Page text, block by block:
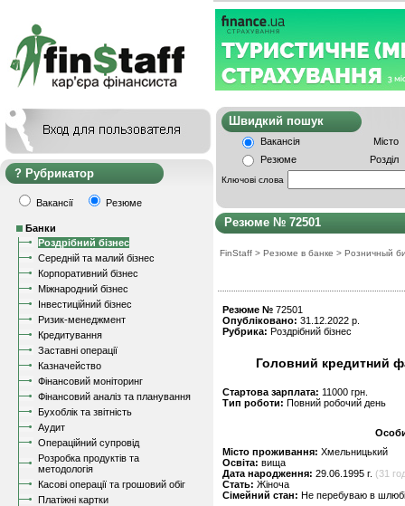
Рубрикатор
Вакансії Резюме
Банки
Роздрібний бізнес
Середній та малий бізнес
Корпоративний бізнес
Міжнародний бізнес
Інвестиційний бізнес
Ризик-менеджмент
Кредитування
Заставні операції
Казначейство
Фінансовий моніторинг
Фінансовий аналіз та планування
Бухоблік та звітність
Аудит
Операційний супровід
Розробка продуктів та
методологія
Касові операції та грошовий обіг
Платіжні картки
Швидкий
Вакансія
Місто
Резюме
Розділ
Ключові слова
Резюме № 72501
FinStaff > Резюме в банке > Розничный
Резюме № 72501
Опубліковано: 31.12.2022 р.
Рубрика: Роздрібний бізнес
Головний кредитний
Стартова зарплата: 11000 грн.
Тип роботи: Повний робочий день
Місто проживання: Хмельницький
Освіта: вища
Дата народження: 29.06.1995 г. (31
Стать: Жіноча
Сімейний стан: Не перебуваю в